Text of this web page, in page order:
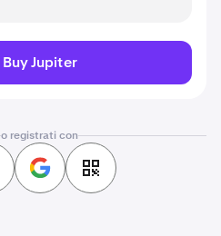
Buy Jupiter
o registrati con